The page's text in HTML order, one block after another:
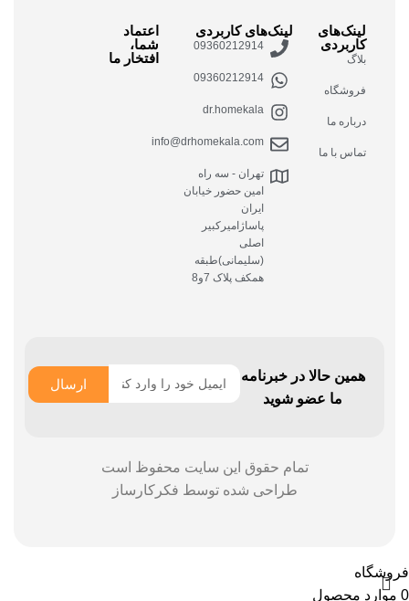
لینک‌های
کاربردی
بلاگ
فروشگاه
درباره ما
تماس با ما
لینک‌های کاربردی
09360212914
09360212914
dr.homekala
info@drhomekala.com
تهران - سه راه
امین حضور خیابان
ایران
پاساژامیرکبیر
اصلی
(سلیمانی)طبقه
همکف پلاک 7و8
اعتماد
شما،
افتخار ما
همین حالا در خبرنامه
ما عضو شوید
ارسال
تمام حقوق این سایت محفوظ است
طراحی شده توسط فکرکارساز
فروشگاه
0 موارد محصول